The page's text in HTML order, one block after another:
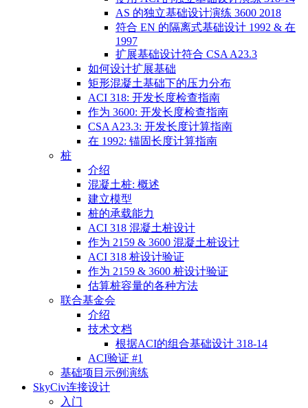
AS 的独立基础设计演练 3600 2018
符合 EN 的隔离式基础设计 1992 & 在
1997
扩展基础设计符合 CSA A23.3
如何设计扩展基础
矩形混凝土基础下的压力分布
ACI 318: 开发长度检查指南
作为 3600: 开发长度检查指南
CSA A23.3: 开发长度计算指南
在 1992: 锚固长度计算指南
桩
介绍
混凝土桩: 概述
建立模型
桩的承载能力
ACI 318 混凝土桩设计
作为 2159 & 3600 混凝土桩设计
ACI 318 桩设计验证
作为 2159 & 3600 桩设计验证
估算桩容量的各种方法
联合基金会
介绍
技术文档
根据ACI的组合基础设计 318-14
ACI验证 #1
基础项目示例演练
SkyCiv连接设计
入门